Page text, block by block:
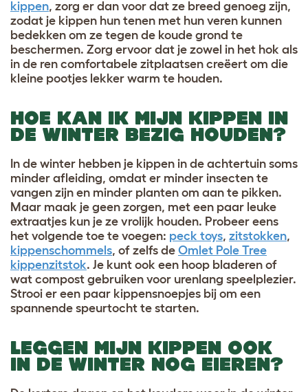
kippen, zorg er dan voor dat ze breed genoeg zijn,
zodat je kippen hun tenen met hun veren kunnen
bedekken om ze tegen de koude grond te
beschermen. Zorg ervoor dat je zowel in het hok als
in de ren comfortabele zitplaatsen creëert om die
kleine pootjes lekker warm te houden.
HOE KAN IK MIJN KIPPEN IN
DE WINTER BEZIG HOUDEN?
In de winter hebben je kippen in de achtertuin soms
minder afleiding, omdat er minder insecten te
vangen zijn en minder planten om aan te pikken.
Maar maak je geen zorgen, met een paar leuke
extraatjes kun je ze vrolijk houden. Probeer eens
het volgende toe te voegen: peck toys, zitstokken,
kippenschommels, of zelfs de Omlet Pole Tree
kippenzitstok. Je kunt ook een hoop bladeren of
wat compost gebruiken voor urenlang speelplezier.
Strooi er een paar kippensnoepjes bij om een
spannende speurtocht te starten.
LEGGEN MIJN KIPPEN OOK
IN DE WINTER NOG EIEREN?